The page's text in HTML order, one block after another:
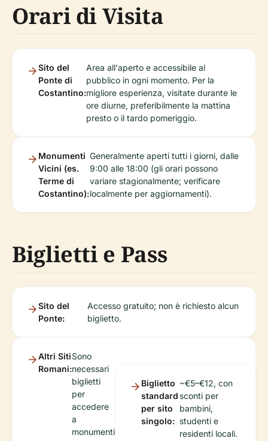
Orari di Visita
Sito del
Ponte di
Costantino:
Area all'aperto e accessibile al
pubblico in ogni momento. Per la
migliore esperienza, visitate durante le
ore diurne, preferibilmente la mattina
presto o il tardo pomeriggio.
Monumenti
Vicini (es.
Terme di
Costantino):
Generalmente aperti tutti i giorni, dalle
9:00 alle 18:00 (gli orari possono
variare stagionalmente; verificare
localmente per aggiornamenti).
Biglietti e Pass
Sito del
Ponte:
Accesso gratuito; non è richiesto alcun
biglietto.
Altri Siti
Romani:
Sono
necessari
biglietti
per
accedere
a
monumenti
Biglietto
standard
per sito
singolo:
~€5–€12, con
sconti per
bambini,
studenti e
residenti locali.